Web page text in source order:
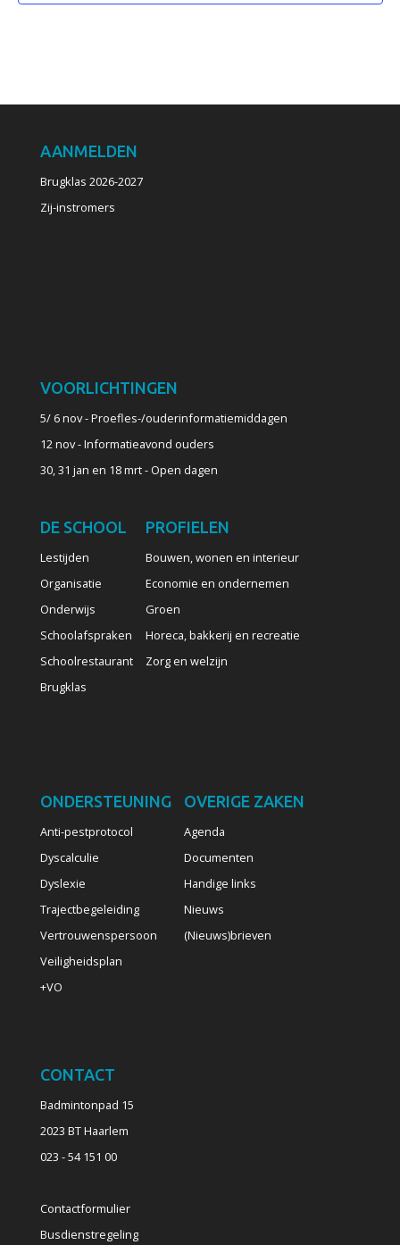
AANMELDEN
Brugklas 2026-2027
Zij-instromers
VOORLICHTINGEN
5/ 6 nov - Proefles-/ouderinformatiemiddagen
12 nov - Informatieavond ouders
30, 31 jan en 18 mrt - Open dagen
DE SCHOOL
Lestijden
Organisatie
Onderwijs
Schoolafspraken
Schoolrestaurant
Brugklas
PROFIELEN
Bouwen, wonen en interieur
Economie en ondernemen
Groen
Horeca, bakkerij en recreatie
Zorg en welzijn
ONDERSTEUNING
Anti-pestprotocol
Dyscalculie
Dyslexie
Trajectbegeleiding
Vertrouwenspersoon
Veiligheidsplan
+VO
OVERIGE ZAKEN
Agenda
Documenten
Handige links
Nieuws
(Nieuws)brieven
CONTACT
Badmintonpad 15
2023 BT Haarlem
023 - 54 151 00
Contactformulier
Busdienstregeling